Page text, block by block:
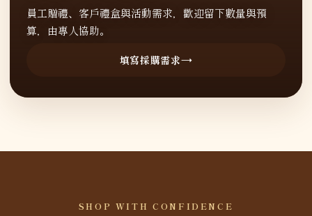
員工贈禮、客戶禮盒與活動需求，歡迎留下數量與預
算，由專人協助。
填寫採購需求
SHOP WITH CONFIDENCE